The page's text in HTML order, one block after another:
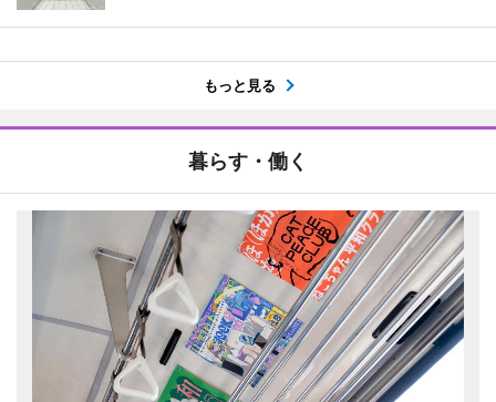
もっと見る
暮らす・働く